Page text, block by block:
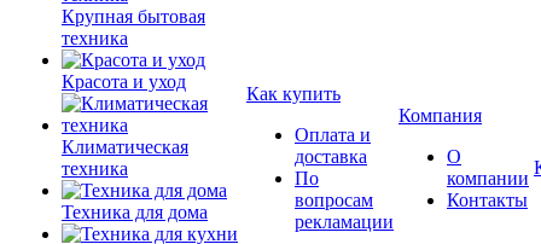
Крупная бытовая
техника
Красота и уход
Климатическая
техника
Техника для дома
Как купить
Оплата и
доставка
По
вопросам
рекламации
Компания
О
компании
Контакты